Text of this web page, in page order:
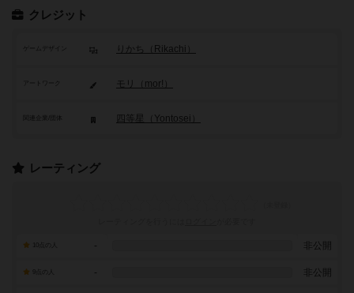
クレジット
ゲームデザイン りかち（Rikachi）
アートワーク モリ（mor!）
四等星（Yontosei）
レーティング
- 非公開
- 非公開